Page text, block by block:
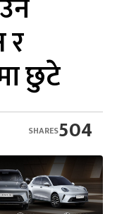
र
छुटे
504
SHARES